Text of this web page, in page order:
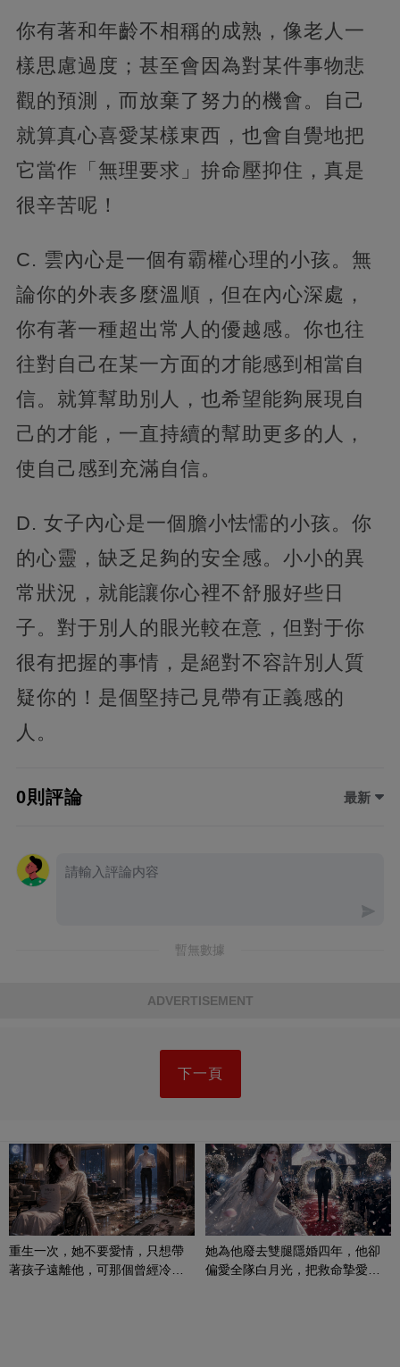
你有著和年齡不相稱的成熟，像老人一
樣思慮過度；甚至會因為對某件事物悲
觀的預測，而放棄了努力的機會。自己
就算真心喜愛某樣東西，也會自覺地把
它當作「無理要求」拚命壓抑住，真是
很辛苦呢！
C. 雲內心是一個有霸權心理的小孩。無
論你的外表多麼溫順，但在內心深處，
你有著一種超出常人的優越感。你也往
往對自己在某一方面的才能感到相當自
信。就算幫助別人，也希望能夠展現自
己的才能，一直持續的幫助更多的人，
使自己感到充滿自信。
D. 女子內心是一個膽小怯懦的小孩。你
的心靈，缺乏足夠的安全感。小小的異
常狀況，就能讓你心裡不舒服好些日
子。對于別人的眼光較在意，但對于你
很有把握的事情，是絕對不容許別人質
疑你的！是個堅持己見帶有正義感的
人。
0則評論 最新
暫無數據
ADVERTISEMENT
下一頁
重生一次，她不要愛情，只想帶
著孩子遠離他，可那個曾經冷漠
她為他廢去雙腿隱婚四年，他卻
偏愛全隊白月光，把救命摯愛當